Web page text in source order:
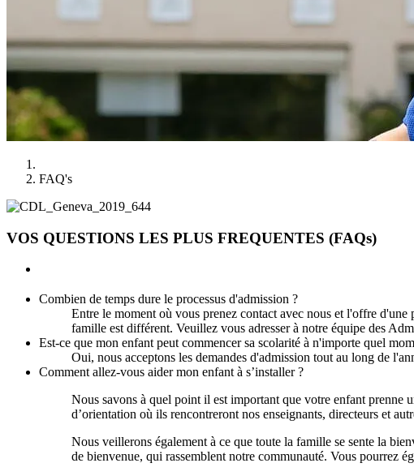
FAQ's
VOS QUESTIONS LES PLUS FREQUENTES ​​(FAQs)
Combien de temps dure le processus d'admission ?
Entre le moment où vous prenez contact avec nous et l'offre d'une
famille est différent. Veuillez vous adresser à notre équipe des
Est-ce que mon enfant peut commencer sa scolarité à n'importe quel
Oui, nous acceptons les demandes d'admission tout au long de
Comment allez-vous aider mon enfant à s’installer ?
Nous savons à quel point il est important que votre enfant prenne
d’orientation où ils rencontreront nos enseignants, directeurs et
Nous veillerons également à ce que toute la famille se sente la
de bienvenue, qui rassemblent notre communauté. Vous pourrez